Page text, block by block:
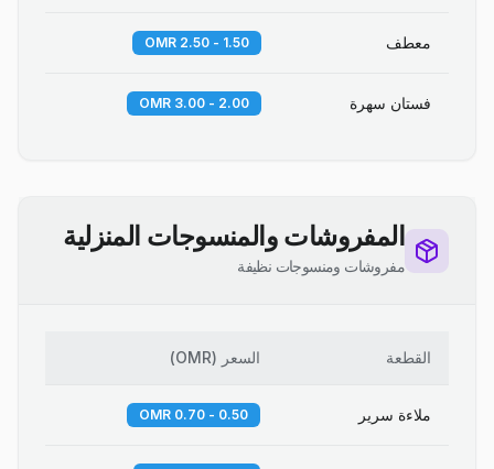
معطف 1.50 - 2.50 OMR
فستان سهرة 2.00 - 3.00 OMR
المفروشات والمنسوجات المنزلية
مفروشات ومنسوجات نظيفة
القطعة السعر (
OMR
)
ملاءة سرير 0.50 - 0.70 OMR